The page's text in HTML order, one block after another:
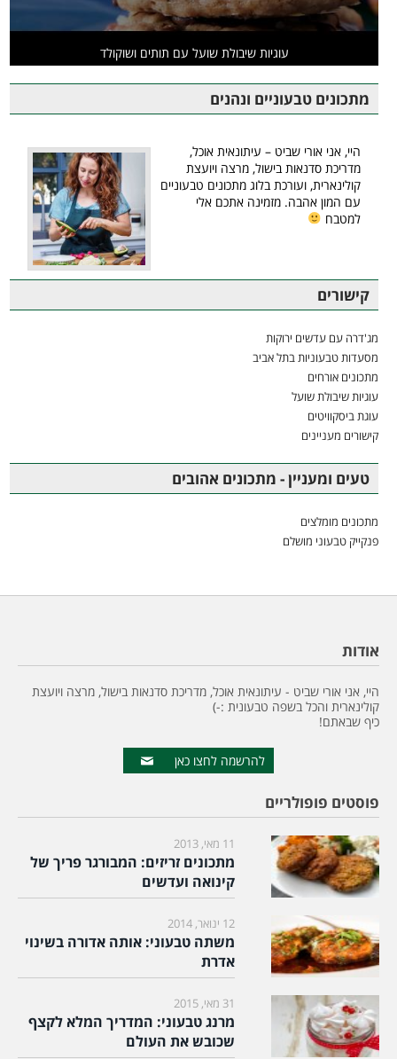
עוגיות שיבולת שועל עם תותים ושוקולד
מתכונים טבעוניים ונהנים
היי, אני אורי שביט – עיתונאית אוכל,
מדריכת סדנאות בישול, מרצה ויועצת
קולינארית, ועורכת בלוג מתכונים טבעוניים
עם המון אהבה. מזמינה אתכם אלי
למטבח
קישורים
מג'דרה עם עדשים ירוקות
מסעדות טבעוניות בתל אביב
מתכונים אורחים
עוגיות שיבולת שועל
עוגת ביסקוויטים
קישורים מעניינים
טעים ומעניין - מתכונים אהובים
מתכונים מומלצים
פנקייק טבעוני מושלם
אודות
היי, אני אורי שביט - עיתונאית אוכל, מדריכת סדנאות בישול, מרצה ויועצת
קולינארית והכל בשפה טבעונית :-)
כיף שבאתם!
להרשמה לחצו כאן
פוסטים פופולריים
11 מאי, 2013
מתכונים זריזים: המבורגר פריך של
קינואה ועדשים
12 ינואר, 2014
משתה טבעוני: אותה אדורה בשינוי
אדרת
31 מאי, 2015
מרנג טבעוני: המדריך המלא לקצף
שכובש את העולם